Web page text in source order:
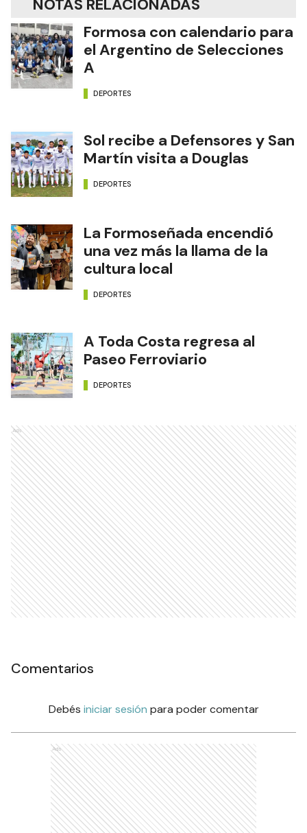
NOTAS RELACIONADAS
Formosa con calendario para
el Argentino de Selecciones
A
DEPORTES
Sol recibe a Defensores y San
Martín visita a Douglas
DEPORTES
La Formoseñada encendió
una vez más la llama de la
cultura local
DEPORTES
A Toda Costa regresa al
Paseo Ferroviario
DEPORTES
Ads
Comentarios
Debés iniciar sesión para poder comentar
Ads